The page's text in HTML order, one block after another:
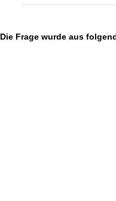
Die Frage wurde aus